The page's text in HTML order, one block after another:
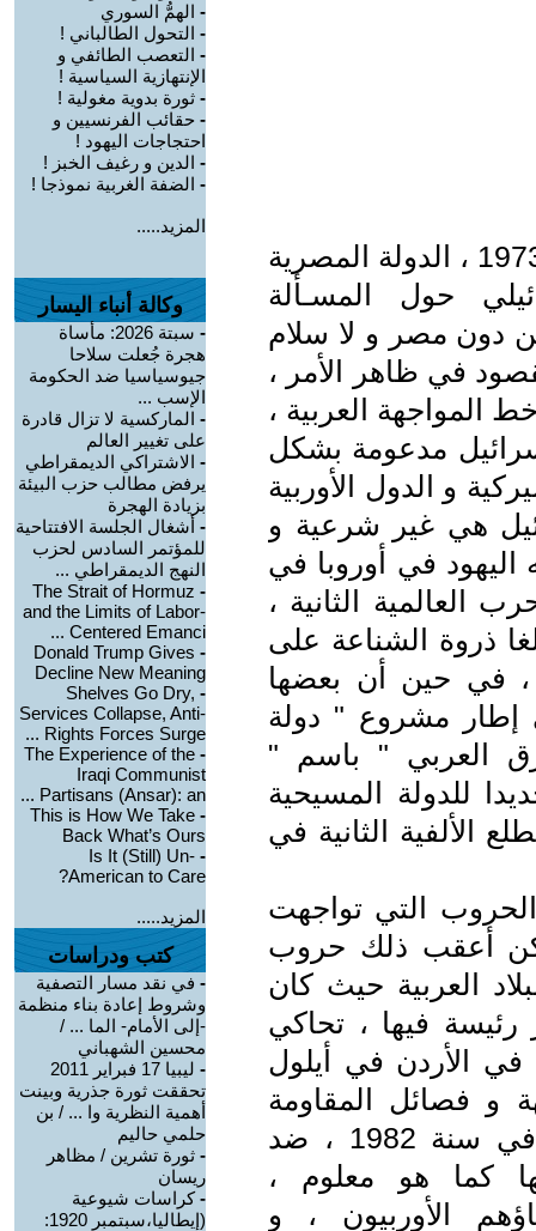
خرجت في سنوات 1970 ، إثر حرب 1973 ، الدولة المصرية
حول المسـألة
دون مصر و لا سلام
في ظاهر الأمر ،
المواجهة العربية ،
مدعومة بشكل
و الدول الأوربية
هي غير شرعية و
اليهود في أوروبا في
العالمية الثانية ،
ذروة الشناعة على
، في حين أن بعضها
إطار مشروع " دولة
العربي " باسم "
للدولة المسيحية
الألفية الثانية في
1973 ، آخر الحروب التي تواجهت
أعقب ذلك حروب
العربية حيث كان
رئيسة فيها ، تحاكي
الأردن في أيلول
و فصائل المقاومة
الفلسطينية . ثم الحرب في لبنان في سنة 1982 ، ضد
كما هو معلوم ،
الأوربيون ، و
- الهمُّ السوري
- التحول الطالباني !
- التعصب الطائفي و
الإنتهازية السياسية !
- ثورة بدوية مغولية !
- حقائب الفرنسيين و
احتجاجات اليهود ‍!
- الدين و رغيف الخبز !
- الضفة الغربية نموذجا !
المزيد.....
وكالة أنباء اليسار
-
سبتة 2026: مأساة
هجرة جُعلت سلاحا
جيوسياسيا ضد الحكومة
الإسب ...
- الماركسية لا تزال قادرة
على تغيير العالم
- الاشتراكي الديمقراطي
يرفض مطالب حزب البيئة
بزيادة الهجرة
- أشغال الجلسة الافتتاحية
للمؤتمر السادس لحزب
النهج الديمقراطي ...
-
The Strait of Hormuz
and the Limits of Labor-
Centered Emanci ...
-
Donald Trump Gives
Decline New Meaning
-
Shelves Go Dry,
Services Collapse, Anti-
Rights Forces Surge ...
-
The Experience of the
Iraqi Communist
Partisans (Ansar): an ...
-
This is How We Take
Back What’s Ours
-
Is It (Still) Un-
American to Care?
المزيد.....
كتب ودراسات
- في نقد مسار التصفية
وشروط إعادة بناء منظمة
-إلى الأمام- الما ... /
محسين الشهباني
-
ليبيا 17 فبراير 2011
تحققت ثورة جذرية وبينت
أهمية النظرية وا ... / بن
حلمي حاليم
- ثورة تشرين / مظاهر
ريسان
-كراسات شيوعية
(إيطاليا،سبتمبر 1920: